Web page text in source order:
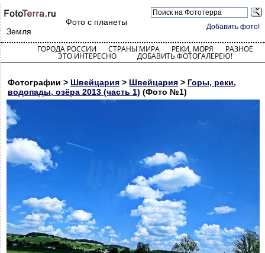
Добавить фото!
Фото с планеты
Земля
ГОРОДА РОССИИ СТРАНЫ МИРА РЕКИ, МОРЯ РАЗНОЕ
ЭТО ИНТЕРЕСНО ДОБАВИТЬ ФОТОГАЛЕРЕЮ!
Фотографии > Швейцария > Швейцария > Горы, реки,
водопады, озёра 2013 (часть 1) (Фото №1)